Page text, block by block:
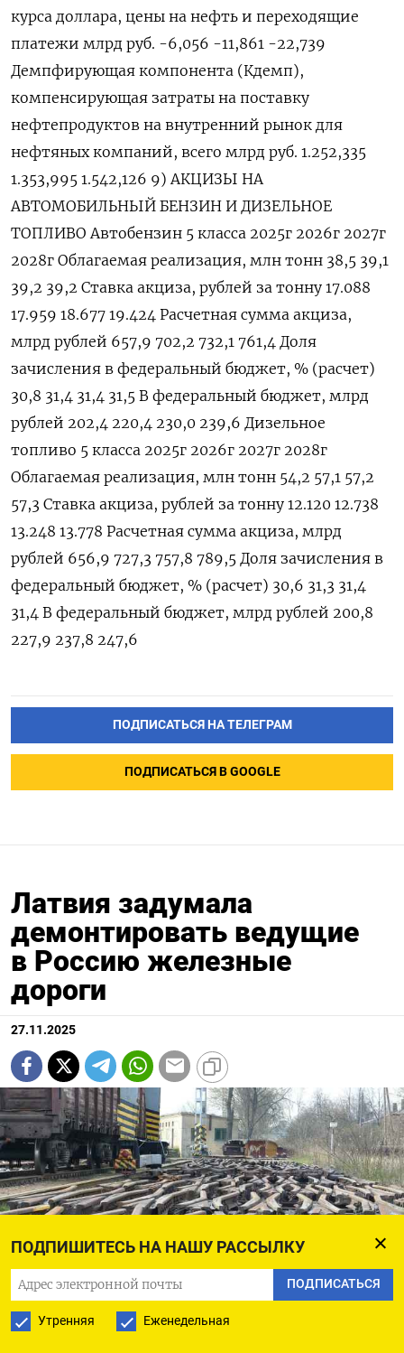
ПОДПИШИТЕСЬ НА НАШУ РАССЫЛКУ
ПОДПИСАТЬСЯ
Утренняя Еженедельная
ПОДПИСАТЬСЯ НА ТЕЛЕГРАМ
ПОДПИСАТЬСЯ В GOOGLE
Латвия задумала
демонтировать ведущие
в Россию железные
дороги
27.11.2025
Ivars Indāns (CC BY-SA 3.0)